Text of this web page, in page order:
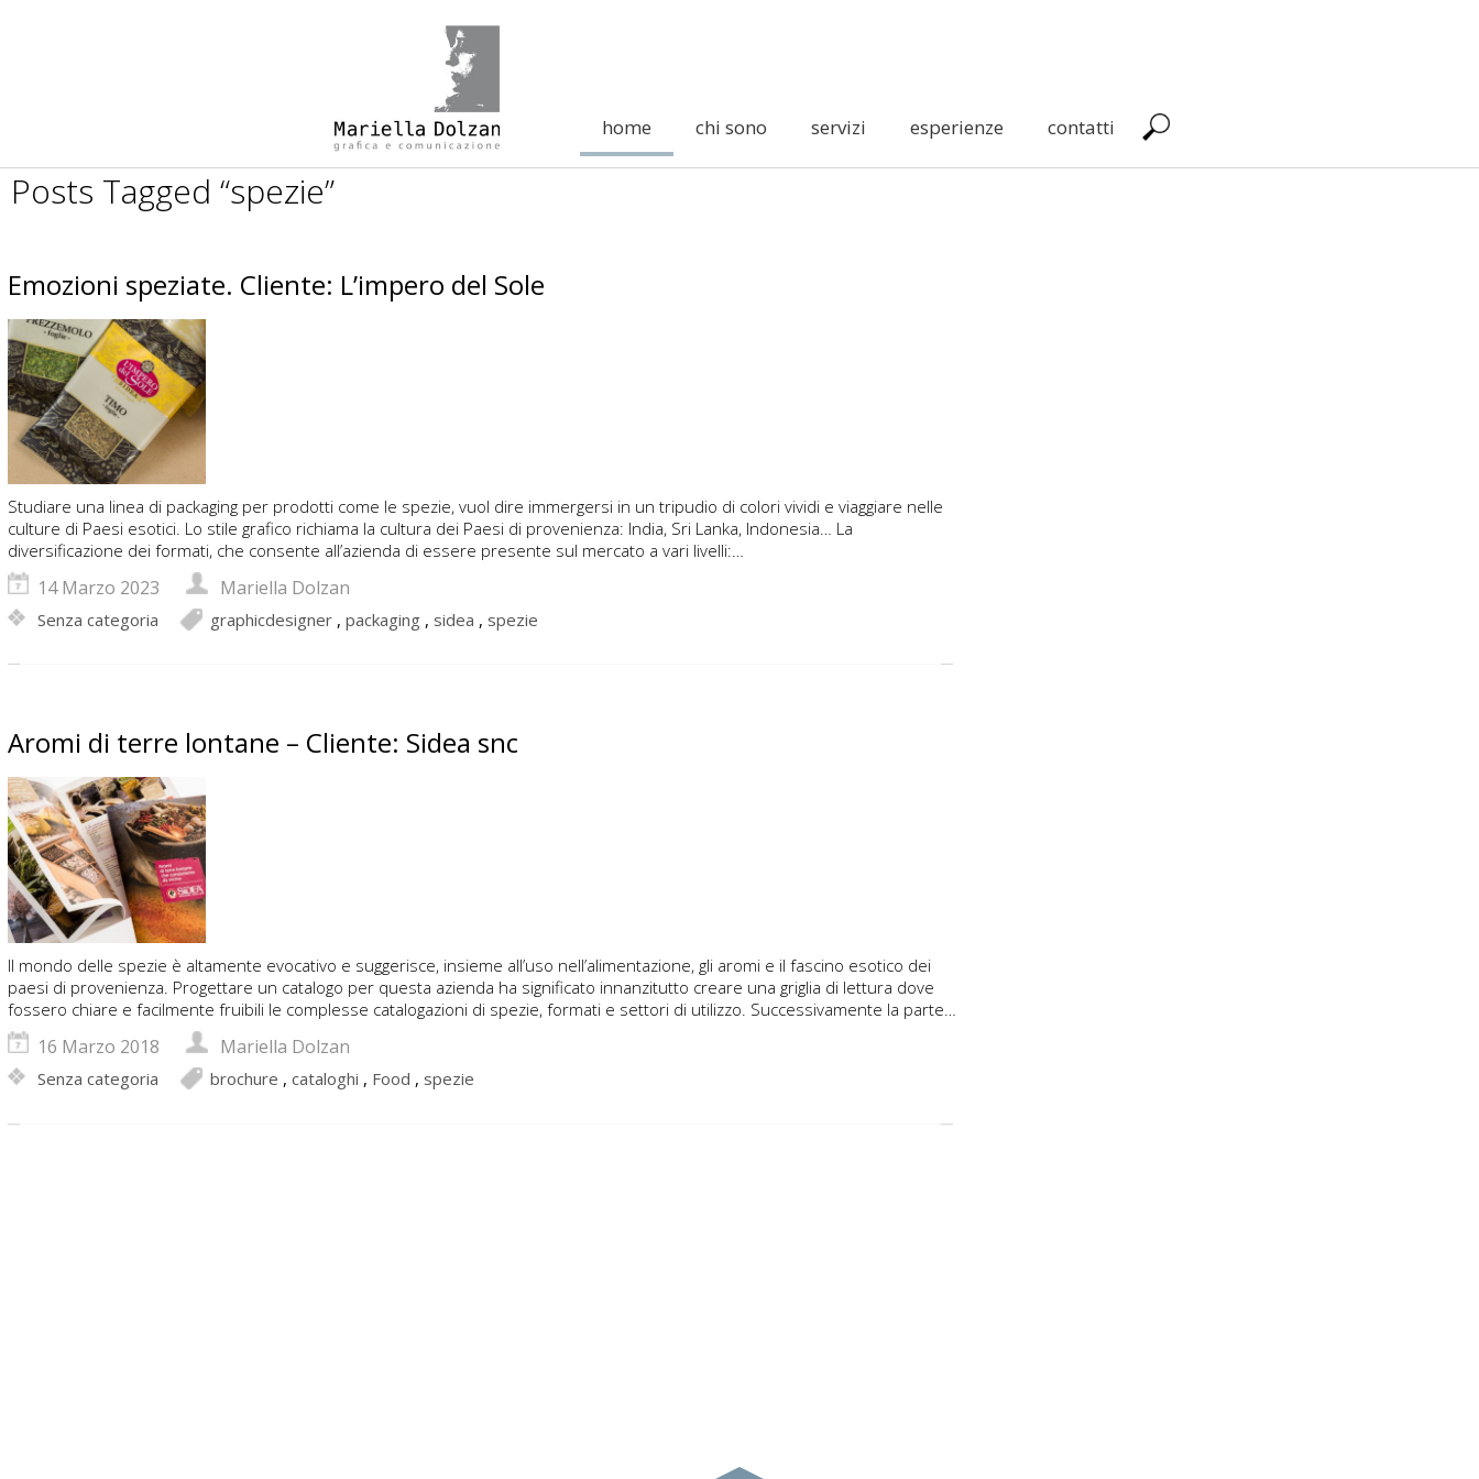
home chi sono servizi esperienze contatti
Posts Tagged “spezie”
Emozioni speziate. Cliente: L’impero del Sole
Studiare una linea di packaging per prodotti come le spezie, vuol dire immergersi in un tripudio di colori vividi e viaggiare nelle
culture di Paesi esotici. Lo stile grafico richiama la cultura dei Paesi di provenienza: India, Sri Lanka, Indonesia… La
diversificazione dei formati, che consente all’azienda di essere presente sul mercato a vari livelli:…
14 Marzo 2023 Mariella Dolzan
Senza categoria graphicdesigner, packaging, sidea , spezie
Aromi di terre lontane – Cliente: Sidea snc
Il mondo delle spezie è altamente evocativo e suggerisce, insieme all’uso nell’alimentazione, gli aromi e il fascino esotico dei
paesi di provenienza. Progettare un catalogo per questa azienda ha significato innanzitutto creare una griglia di lettura dove
fossero chiare e facilmente fruibili le complesse catalogazioni di spezie, formati e settori di utilizzo. Successivamente la parte…
16 Marzo 2018 Mariella Dolzan
Senza categoria brochure , cataloghi , Food , spezie